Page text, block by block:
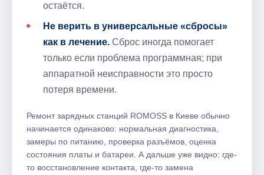
остаётся.
Не верить в универсальные «сбросы»
как в лечение. Сброс иногда помогает
только если проблема программная; при
аппаратной неисправности это просто
потеря времени.
Ремонт зарядных станций ROMOSS в Киеве обычно
начинается одинаково: нормальная диагностика,
замеры по питанию, проверка разъёмов, оценка
состояния платы и батареи. А дальше уже видно: где-
то восстановление контакта, где-то замена